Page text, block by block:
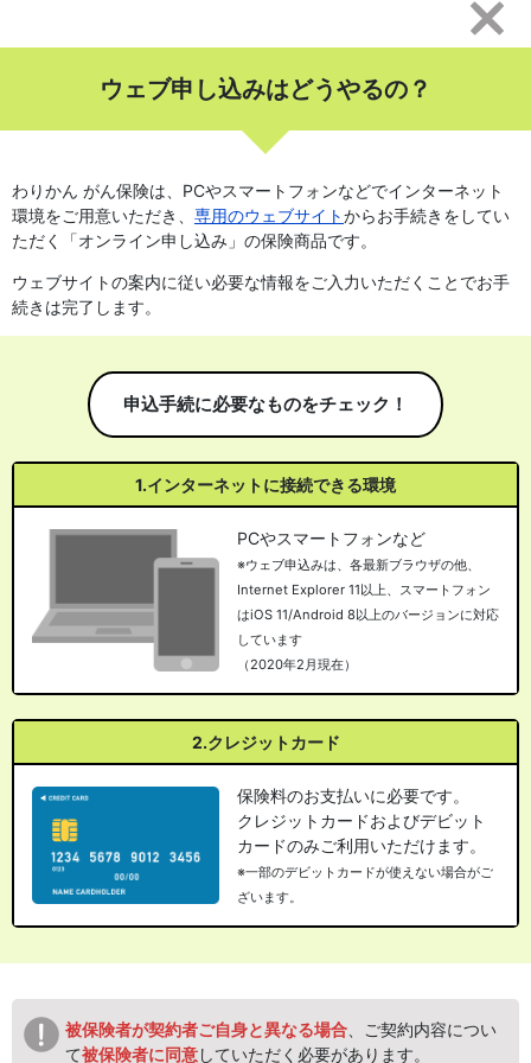
ウェブ申し込みはどうやるの？
わりかん がん保険は、PCやスマートフォンなどでインターネット
環境をご用意いただき、 専用のウェブサイトからお手続きをしてい
ただく「オンライン申し込み」の保険商品です。
ウェブサイトの案内に従い必要な情報をご入力いただくことでお手
続きは完了します。
申込手続に必要なものをチェック！
1.インターネットに接続できる環境
PCやスマートフォンなど
※ウェブ申込みは、各最新ブラウザの他、
Internet Explorer 11以上、スマートフォン
はiOS 11/Android 8以上のバージョンに対応
しています
（2020年2月現在）
2.クレジットカード
保険料のお支払いに必要です。
クレジットカードおよびデビット
カードのみご利用いただけます。
※一部のデビットカードが使えない場合がご
ざいます。
被保険者が契約者ご自身と異なる場合 、ご契約内容につい
て被保険者に同意していただく必要があります。